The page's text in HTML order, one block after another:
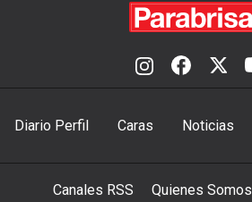
Diario Perfil Caras Noticias
Canales RSS Quienes Somos